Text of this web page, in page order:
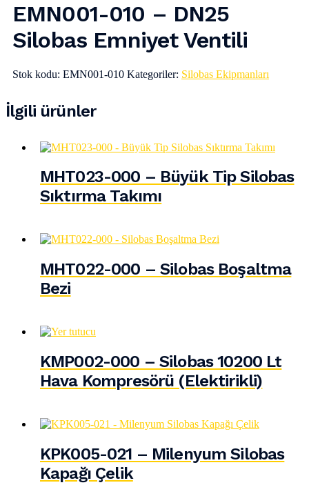
EMN001-010 – DN25
Silobas Emniyet Ventili
Stok kodu: EMN001-010 Kategoriler: Silobas Ekipmanları
İlgili ürünler
MHT023-000 – Büyük Tip Silobas
Sıktırma Takımı
MHT022-000 – Silobas Boşaltma
Bezi
KMP002-000 – Silobas 10200 Lt
Hava Kompresörü (Elektirikli)
KPK005-021 – Milenyum Silobas
Kapağı Çelik